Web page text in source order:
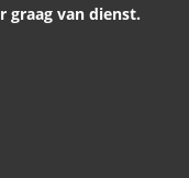
graag van dienst.